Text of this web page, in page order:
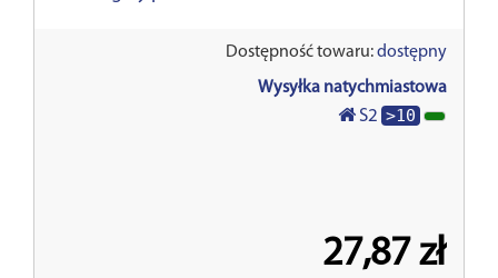
Dostępność towaru:dostępny
Wysyłka natychmiastowa
S2 >10
27,87 zł